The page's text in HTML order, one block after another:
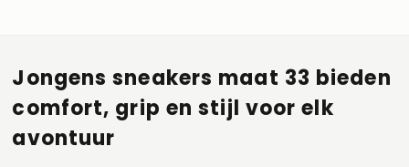
Jongens sneakers maat 33 bieden
comfort, grip en stijl voor elk
avontuur